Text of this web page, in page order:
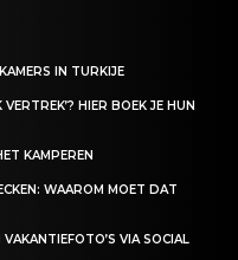
IN TURKIJE
VERTREK’? HIER BOEK JE HUN
KAMPEREN
WAAROM MOET DAT
VIA SOCIAL